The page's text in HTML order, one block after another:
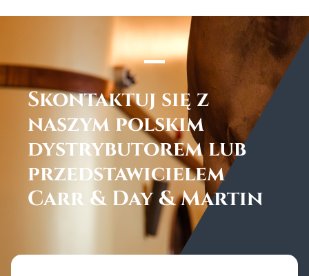
Sklep HORSEANDPONY
Dobryszycka 22, Poland
Wskazówki
SKLEP JEŹDZIECKI CAVALO
Skontaktuj się z
naszym polskim
dystrybutorem lub
przedstawicielem
Carr & Day & Martin